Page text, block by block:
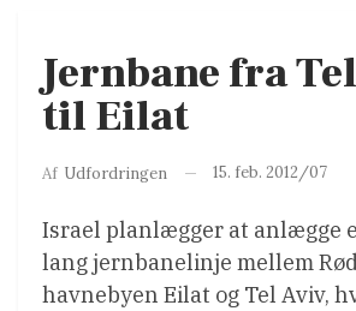
Jernbane fra
til Eilat
Af Udfordringen 15. feb. 2012/07
Israel planlægger at anlægge
lang jernbanelinje mellem
havnebyen Eilat og Tel Aviv,